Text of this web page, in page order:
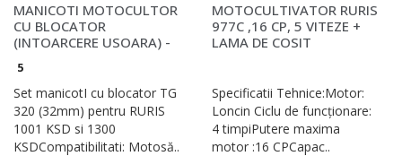
MANICOTI MOTOCULTOR
CU BLOCATOR
(INTOARCERE USOARA) -
PEN..
5
Set manicotI cu blocator TG
320 (32mm) pentru RURIS
1001 KSD si 1300
KSDCompatibilitati: Motosă..
MOTOCULTIVATOR RURIS
977C ,16 CP, 5 VITEZE +
LAMA DE COSIT
Specificatii Tehnice:Motor:
Loncin Ciclu de funcţionare:
4 timpiPutere maxima
motor :16 CPCapac..